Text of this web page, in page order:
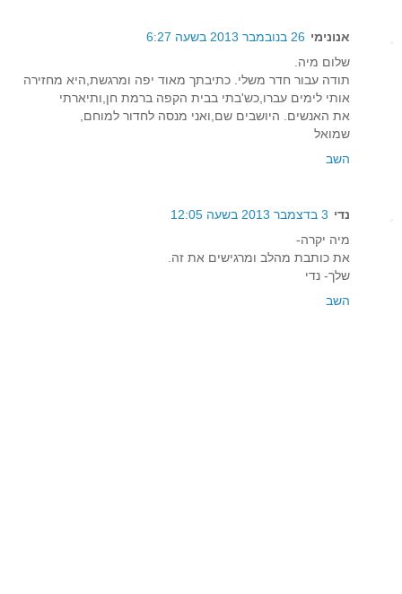
אנונימי 26 בנובמבר 2013 בשעה 6:27
שלום מיה.
תודה עבור חדר משלי. כתיבתך מאוד יפה ומרגשת,היא מחזירה
אותי לימים עברו,כש'בתי בבית הקפה ברמת חן,ותיארתי
את האנשים. היושבים שם,ואני מנסה לחדור למוחם,
שמואל
השב
נדי 3 בדצמבר 2013 בשעה 12:05
מיה יקרה-
את כותבת מהלב ומרגישים את זה.
שלך- נדי
השב